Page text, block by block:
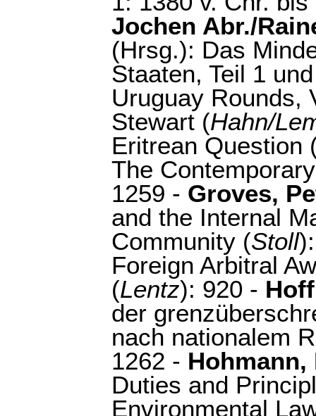
Jochen Abr./
(Hrsg.): Das
Staaten, Teil 1
Uruguay Rounds,
Stewart (Hahn/
Eritrean Question
The
1259 - Groves,
and the Internal
Community (Stoll
Foreign Arbitral
(Lentz): 920 -
der
nach nationalem
1262 - Hohmann,
Duties and
Environmental